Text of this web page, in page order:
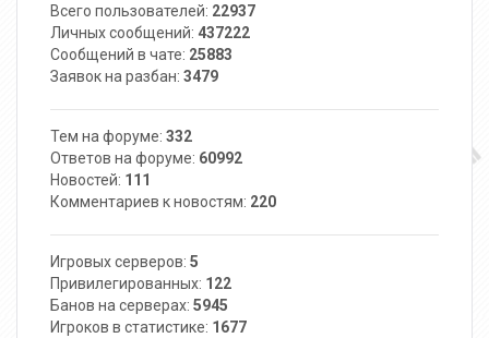
Всего пользователей: 22937
Личных сообщений: 437222
Сообщений в чате: 25883
Заявок на разбан: 3479
Тем на форуме: 332
Ответов на форуме: 60992
Новостей: 111
Комментариев к новостям: 220
Игровых серверов: 5
Привилегированных: 122
Банов на серверах: 5945
Игроков в статистике: 1677